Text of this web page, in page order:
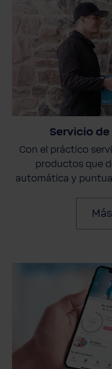
Servicio
Con el práctico
productos que
automática y